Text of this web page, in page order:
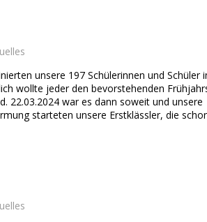
unsere 197 Schülerinnen und Schüler
wollte jeder den bevorstehenden
22.03.2024 war es dann soweit und unsere
starteten unsere Erstklässler, die